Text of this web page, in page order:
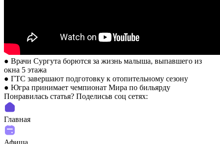
● Врачи Сургута борются за жизнь малыша, выпавшего из
окна 5 этажа
● ГТС завершают подготовку к отопительному сезону
● Югра принимает чемпионат Мира по бильярду
Понравилась статья? Поделиcьв соц сетях:
Главная
Афиша